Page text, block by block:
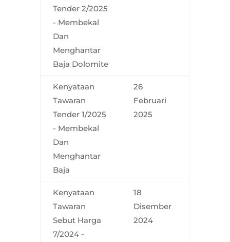
Tender 2/2025
- Membekal
Dan
Menghantar
Baja Dolomite
Kenyataan
Tawaran
Tender 1/2025
- Membekal
Dan
Menghantar
Baja
26
Februari
2025
Kenyataan
Tawaran
Sebut Harga
7/2024 -
18
Disember
2024